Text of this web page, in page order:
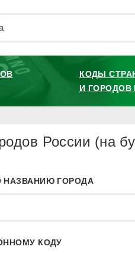
КОДЫ
И ГОРОДОВ
России (на
НАЗВАНИЮ ГОРОДА
КОДУ